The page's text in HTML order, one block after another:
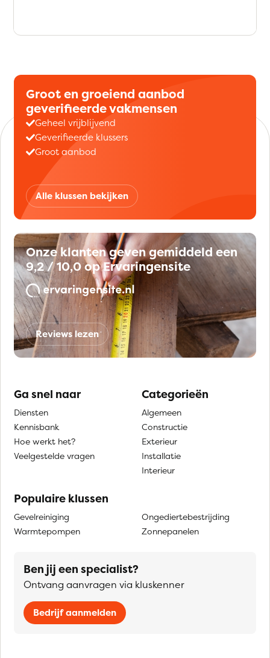
Groot en groeiend aanbod
geverifieerde vakmensen
Geheel vrijblijvend
Geverifieerde klussers
Groot aanbod
Alle klussen bekijken
Onze klanten geven gemiddeld een
9,2 / 10,0 op Ervaringensite
Reviews lezen
Ga snel naar
Diensten
Kennisbank
Hoe werkt het?
Veelgestelde vragen
Categorieën
Algemeen
Constructie
Exterieur
Installatie
Interieur
Populaire klussen
Gevelreiniging
Warmtepompen
Ongediertebestrijding
Zonnepanelen
Ben jij een specialist?
Ontvang aanvragen via kluskenner
Bedrijf aanmelden